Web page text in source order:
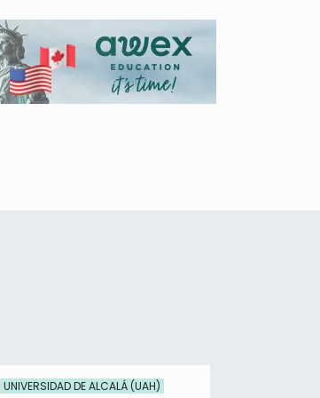
UNIVERSIDAD DE ALCALÁ (UAH)